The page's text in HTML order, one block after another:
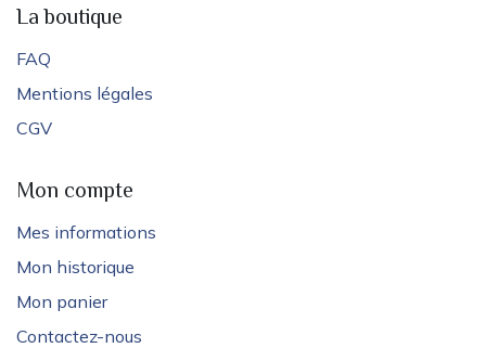
La boutique
FAQ
Mentions légales
CGV
Mon compte
Mes informations
Mon historique
Mon panier
Contactez-nous